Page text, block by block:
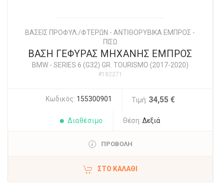
ΒΑΣΕΙΣ ΠΡΟΦΥΛ./ΦΤΕΡΩΝ - ΑΝΤΙΘΟΡΥΒΙΚΑ ΕΜΠΡΟΣ -
ΠΙΣΩ
ΒΑΣΗ ΓΕΦΥΡΑΣ ΜΗΧΑΝΗΣ ΕΜΠΡΟΣ
BMW- SERIES 6 (G32) GR. TOURISMO (2017-2020)
#182271
Κωδικός: 155300901 Τιμή: 34,55 €
Διαθέσιμο Θέση: Δεξιά
ΠΡΟΒΟΛΗ
ΣΤΟ ΚΑΛΆΘΙ